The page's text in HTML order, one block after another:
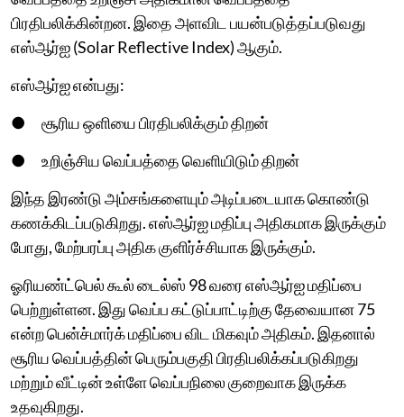
பிரதிபலிக்கின்றன. இதை அளவிட பயன்படுத்தப்படுவது
எஸ்ஆர்ஐ (Solar Reflective Index) ஆகும்.
எஸ்ஆர்ஐ என்பது:
● சூரிய ஒளியை பிரதிபலிக்கும் திறன்
● உறிஞ்சிய வெப்பத்தை வெளியிடும் திறன்
இந்த இரண்டு அம்சங்களையும் அடிப்படையாக கொண்டு
கணக்கிடப்படுகிறது. எஸ்ஆர்ஐ மதிப்பு அதிகமாக இருக்கும்
போது, மேற்பரப்பு அதிக குளிர்ச்சியாக இருக்கும்.
ஓரியண்ட்பெல் கூல் டைல்ஸ் 98 வரை எஸ்ஆர்ஐ மதிப்பை
பெற்றுள்ளன. இது வெப்ப கட்டுப்பாட்டிற்கு தேவையான 75
என்ற பென்ச்மார்க் மதிப்பை விட மிகவும் அதிகம். இதனால்
சூரிய வெப்பத்தின் பெரும்பகுதி பிரதிபலிக்கப்படுகிறது
மற்றும் வீட்டின் உள்ளே வெப்பநிலை குறைவாக இருக்க
உதவுகிறது.